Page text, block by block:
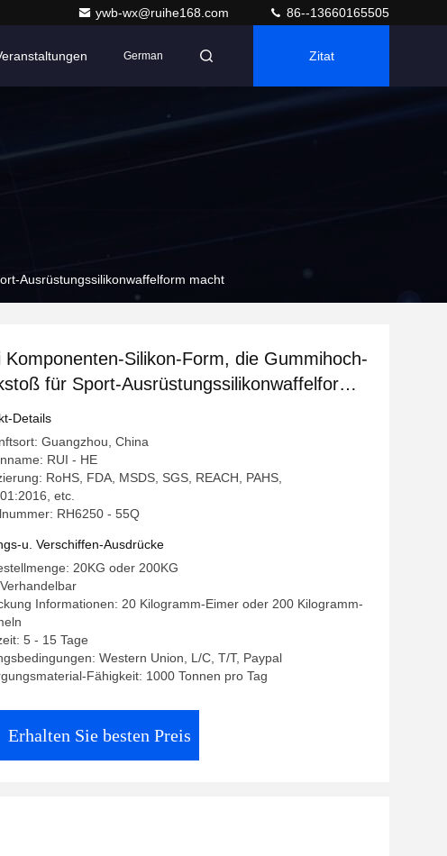
ywb-wx@ruihe168.com 86--13660165505
German Zitat
Ausrüstungssilikonwaffelform macht
Komponenten-Silikon-Form, die Gummihoch-
für Sport-Ausrüstungssilikonwaffelform
Details
Guangzhou, China
RUI - HE
RoHS, FDA, MSDS, SGS, REACH, PAHS,
etc.
RH6250 - 55Q
u. Verschiffen-Ausdrücke
20KG oder 200KG
Informationen: 20 Kilogramm-Eimer oder 200 Kilogramm-
5 - 15 Tage
Western Union, L/C, T/T, Paypal
Fähigkeit: 1000 Tonnen pro Tag
Erhalten Sie besten Preis